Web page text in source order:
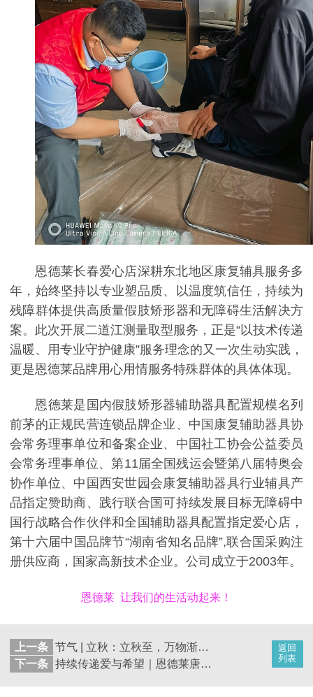
恩德莱长春爱心店深耕东北地区康复辅具服务多
年，始终坚持以专业塑品质、以温度筑信任，持续为
残障群体提供高质量假肢矫形器和无障碍生活解决方
案。此次开展二道江测量取型服务，正是“以技术传递
温暖、用专业守护健康”服务理念的又一次生动实践，
更是恩德莱品牌用心用情服务特殊群体的具体体现。
恩德莱是国内假肢矫形器辅助器具配置规模名列
前茅的正规民营连锁品牌企业、中国康复辅助器具协
会常务理事单位和备案企业、中国社工协会公益委员
会常务理事单位、第11届全国残运会暨第八届特奥会
协作单位、中国西安世园会康复辅助器具行业辅具产
品指定赞助商、践行联合国可持续发展目标无障碍中
国行战略合作伙伴和全国辅助器具配置指定爱心店，
第十六届中国品牌节“湖南省知名品牌”,联合国采购注
册供应商，国家高新技术企业。公司成立于2003年。
恩德莱 让我们的生活动起来！
返回
列表
上一条
节气 | 立秋：立秋至，万物渐丰，恩德莱温暖守护
下一条
持续传递爱与希望｜恩德莱唐山爱心店获赠“扶残助残”锦旗